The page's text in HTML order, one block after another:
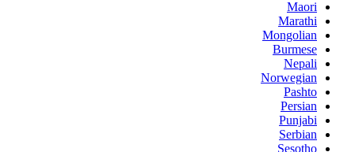
Maori
Marathi
Mongolian
Burmese
Nepali
Norwegian
Pashto
Persian
Punjabi
Serbian
Sesotho